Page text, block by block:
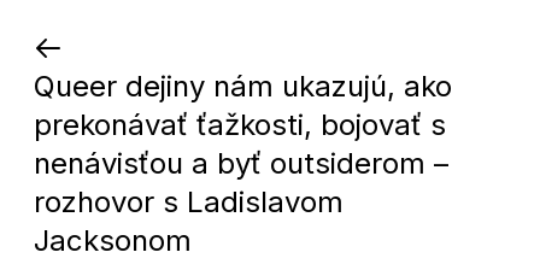
Kto
viac
číta,
viac
sa
dozvie
Queer dejiny nám ukazujú, ako
prekonávať ťažkosti, bojovať s
nenávisťou a byť outsiderom –
rozhovor s Ladislavom
Jacksonom